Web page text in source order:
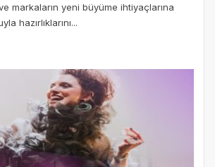
markaların yeni büyüme ihtiyaçlarına
hazırlıklarını...